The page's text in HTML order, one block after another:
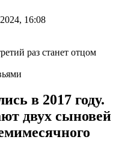
16:08
в 2017 году.
двух сыновей